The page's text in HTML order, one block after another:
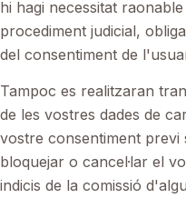
hi hagi necessitat
procediment judicial,
del consentiment de
Tampoc es realitzaran
de les vostres dades de
vostre consentiment previ
bloquejar o cancel·lar el
indicis de la comissió